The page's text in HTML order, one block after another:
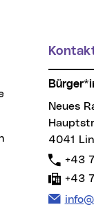
Neues
4041
+43
Fax:
+43
E-